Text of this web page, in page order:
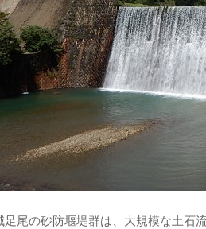
足尾の砂防堰堤群は、大規模な土石